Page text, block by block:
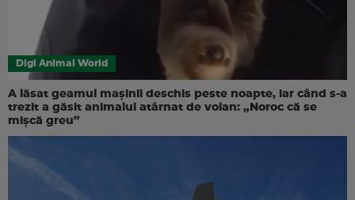
Digi Animal World
A lăsat geamul mașinii deschis peste noapte, iar când s-a
trezit a găsit animalul atârnat de volan: „Noroc că se
mișcă greu”